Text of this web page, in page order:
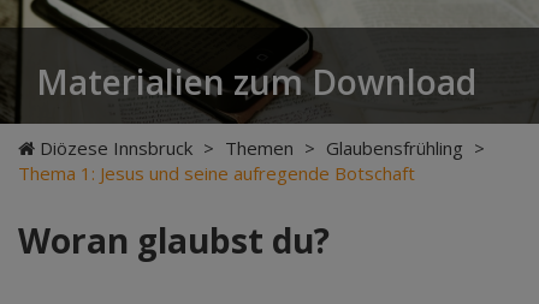
Materialien zum Download
Diözese Innsbruck > Themen > Glaubensfrühling >
Thema 1: Jesus und seine aufregende Botschaft
Woran glaubst du?